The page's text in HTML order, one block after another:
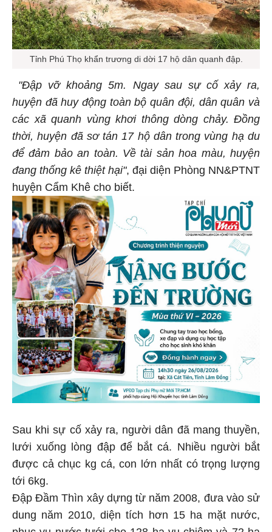
Tỉnh Phú Thọ khẩn trương di dời 17 hộ dân quanh đập.
"Đập vỡ khoảng 5m. Ngay sau sự cố xảy ra,
huyện đã huy động toàn bộ quân đội, dân quân và
các xã quanh vùng khơi thông dòng chảy. Đồng
thời, huyện đã sơ tán 17 hộ dân trong vùng hạ du
để đảm bảo an toàn. Về tài sản hoa màu, huyện
đang thống kê thiệt hại", đại diện Phòng NN&PTNT
huyện Cẩm Khê cho biết.
Sau khi sự cố xảy ra, người dân đã mang thuyền,
lưới xuống lòng đập để bắt cá. Nhiều người bắt
được cả chục kg cá, con lớn nhất có trọng lượng
tới 6kg.
Đập Đầm Thìn xây dựng từ năm 2008, đưa vào sử
dung năm 2010, diện tích hơn 15 ha mặt nước,